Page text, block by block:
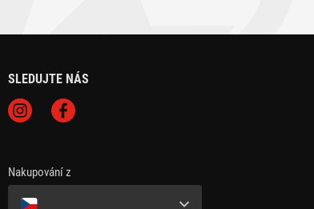
SLEDUJTE NÁS
Nakupování z